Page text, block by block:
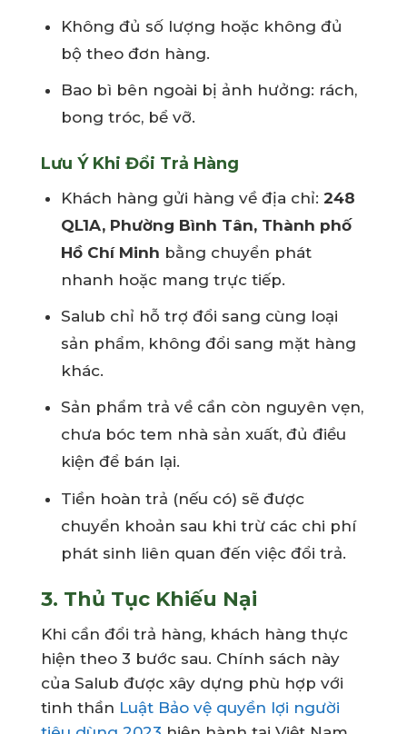
Không đủ số lượng hoặc không đủ
bộ theo đơn hàng.
Bao bì bên ngoài bị ảnh hưởng: rách,
bong tróc, bể vỡ.
Lưu Ý Khi Đổi Trả Hàng
Khách hàng gửi hàng về địa chỉ:248
QL1A, Phường Bình Tân, Thành phố
Hồ Chí Minh bằng chuyển phát
nhanh hoặc mang trực tiếp.
Salub chỉ hỗ trợ đổi sang cùng loại
sản phẩm, không đổi sang mặt hàng
khác.
Sản phẩm trả về cần còn nguyên vẹn,
chưa bóc tem nhà sản xuất, đủ điều
kiện để bán lại.
Tiền hoàn trả (nếu có) sẽ được
chuyển khoản sau khi trừ các chi phí
phát sinh liên quan đến việc đổi trả.
3. Thủ Tục Khiếu Nại
Khi cần đổi trả hàng, khách hàng thực
hiện theo 3 bước sau. Chính sách này
của Salub được xây dựng phù hợp với
tinh thần Luật Bảo vệ quyền lợi người